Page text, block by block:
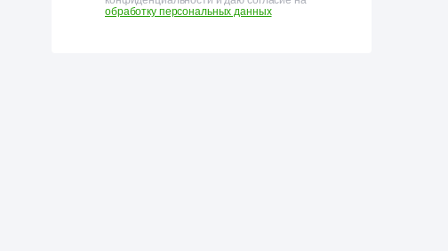
обработку персональных данных